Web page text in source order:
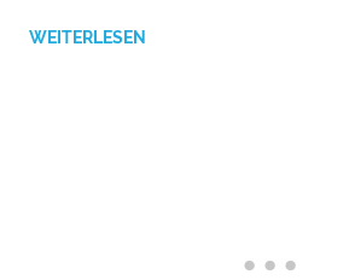
WEITERLESEN